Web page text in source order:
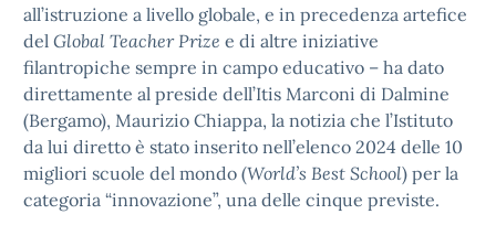
all’istruzione a livello globale, e in precedenza artefice
del Global Teacher Prize e di altre iniziative
filantropiche sempre in campo educativo – ha dato
direttamente al preside dell’Itis Marconi di Dalmine
(Bergamo), Maurizio Chiappa, la notizia che l’Istituto
da lui diretto è stato inserito nell’elenco 2024 delle 10
migliori scuole del mondo (World’s Best School) per la
categoria “innovazione”, una delle cinque previste.